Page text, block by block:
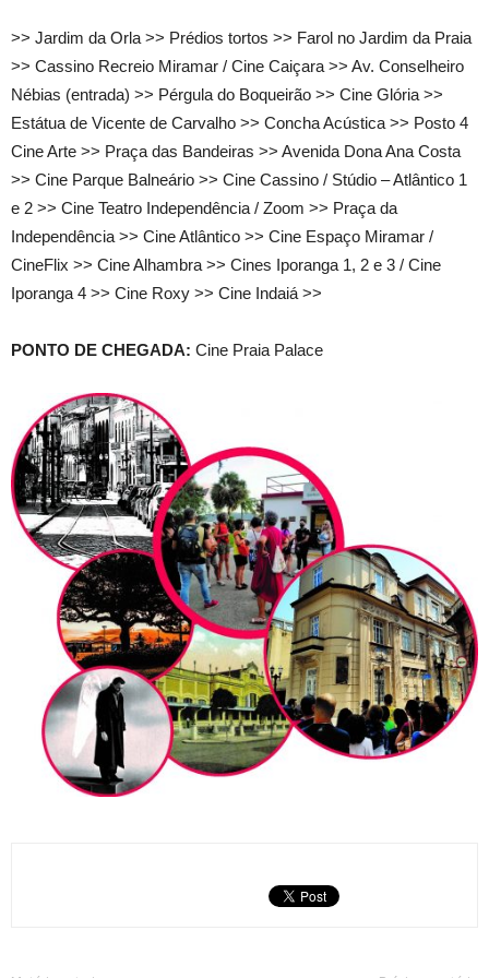
>> Jardim da Orla >> Prédios tortos >> Farol no Jardim da Praia
>> Cassino Recreio Miramar / Cine Caiçara >> Av. Conselheiro
Nébias (entrada) >> Pérgula do Boqueirão >> Cine Glória >>
Estátua de Vicente de Carvalho >> Concha Acústica >> Posto 4
Cine Arte >> Praça das Bandeiras >> Avenida Dona Ana Costa
>> Cine Parque Balneário >> Cine Cassino / Stúdio – Atlântico 1
e 2 >> Cine Teatro Independência / Zoom >> Praça da
Independência >> Cine Atlântico >> Cine Espaço Miramar /
CineFlix >> Cine Alhambra >> Cines Iporanga 1, 2 e 3 / Cine
Iporanga 4 >> Cine Roxy >> Cine Indaiá >>
PONTO DE CHEGADA: Cine Praia Palace